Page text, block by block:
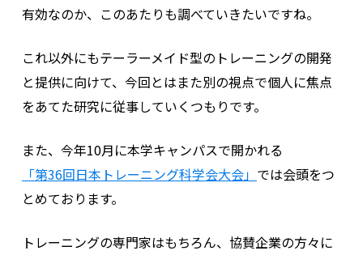
有効なのか、このあたりも調べていきたいですね。
これ以外にもテーラーメイド型のトレーニングの開発
と提供に向けて、今回とはまた別の視点で個人に焦点
をあてた研究に従事していくつもりです。
また、今年10月に本学キャンパスで開かれる
「第36回日本トレーニング科学会大会」 では会頭をつ
とめております。
トレーニングの専門家はもちろん、協賛企業の方々に